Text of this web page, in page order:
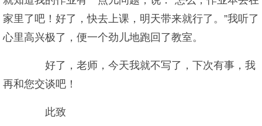
家里了吧！好了，快去上课，明天带来就行了。”我听了
心里高兴极了，便一个劲儿地跑回了教室。
好了，老师，今天我就不写了，下次有事，我
再和您交谈吧！
此致